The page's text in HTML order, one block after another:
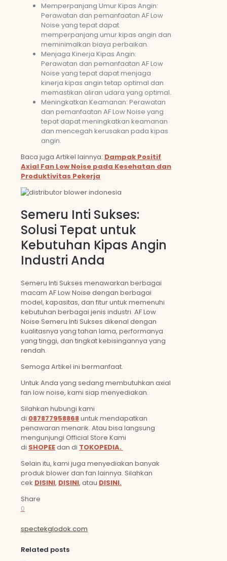
Memperpanjang Umur Kipas Angin:
Perawatan dan pemanfaatan AF Low
Noise yang tepat dapat
memperpanjang umur kipas angin dan
meminimalkan biaya perbaikan.
Menjaga Kinerja Kipas Angin:
Perawatan dan pemanfaatan AF Low
Noise yang tepat dapat menjaga
kinerja kipas angin tetap optimal dan
memastikan aliran udara yang optimal.
Meningkatkan Keamanan: Perawatan
dan pemanfaatan AF Low Noise yang
tepat dapat meningkatkan keamanan
dan mencegah kerusakan pada kipas
angin.
Baca juga Artikel lainnya: Dampak Positif
Axial Fan Low Noise pada Kesehatan dan
Produktivitas Pekerja
Semeru Inti Sukses:
Solusi Tepat untuk
Kebutuhan Kipas Angin
Industri Anda
Semeru Inti Sukses menawarkan berbagai
macam AF Low Noise dengan berbagai
model, kapasitas, dan fitur untuk memenuhi
kebutuhan berbagai jenis industri. AF Low
Noise Semeru Inti Sukses dikenal dengan
kualitasnya yang tahan lama, performanya
yang tinggi, dan tingkat kebisingannya yang
rendah.
Semoga Artikel ini bermanfaat.
Untuk Anda yang sedang membutuhkan axial
fan low noise, kami siap menyediakan.
Silahkan hubungi kami
di 087877958868untuk mendapatkan
penawaran menarik. Atau bisa langsung
mengunjungi Official Store Kami
di SHOPEEdan di TOKOPEDIA.
Selain itu, kami juga menyediakan banyak
produk blower dan fan lainnya. Silahkan
cek DISINI, DISINI, atau DISINI.
Share
0
spectekglodok.com
Related posts